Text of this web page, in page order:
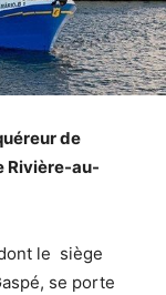
de
Rivière-au-
le siège
se porte